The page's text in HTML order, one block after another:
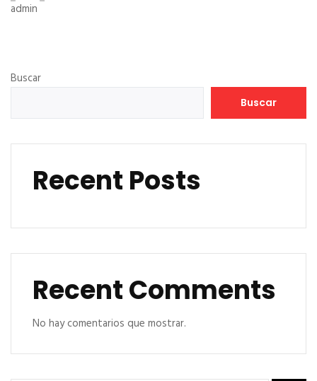
admin
Buscar
Buscar
Recent Posts
Recent Comments
No hay comentarios que mostrar.